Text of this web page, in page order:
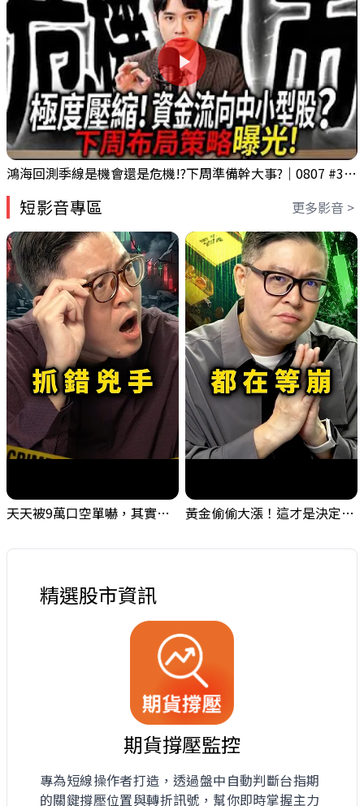
鴻海回測季線是機會還是危機!?下周準備幹大事?｜0807 #3661 #2317 #2317鴻海
短影音專區 更多影音 >
天天被9萬口空單嚇，其實你盯錯地方了｜Mr.Jimmy高志銘 #台股 #外資期貨 #融資 黃金偷偷大漲！這才是決定台股生死的「真風向球」！｜Mr.Jimmy高志銘 #黃金 #美元指數 #聯準會
精選股市資訊
期貨撐壓監控
專為短線操作者打造，透過盤中自動判斷台指期
的關鍵撐壓位置與轉折訊號，幫你即時掌握主力